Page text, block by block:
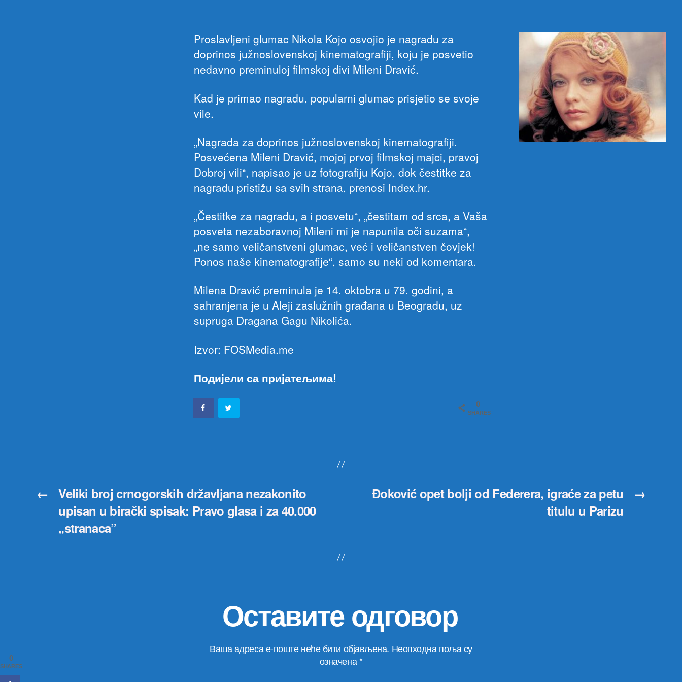
Proslavljeni glumac Nikola Kojo osvojio je nagradu za
doprinos južnoslovenskoj kinematografiji, koju je posvetio
nedavno preminuloj filmskoj divi Mileni Dravić.
Kad je primao nagradu, popularni glumac prisjetio se svoje
vile.
„Nagrada za doprinos južnoslovenskoj kinematografiji.
Posvećena Mileni Dravić, mojoj prvoj filmskoj majci, pravoj
Dobroj vili“, napisao je uz fotografiju Kojo, dok čestitke za
nagradu pristižu sa svih strana, prenosi Index.hr.
„Čestitke za nagradu, a i posvetu“, „čestitam od srca, a Vaša
posveta nezaboravnoj Mileni mi je napunila oči suzama“,
„ne samo veličanstveni glumac, već i veličanstven čovjek!
Ponos naše kinematografije“, samo su neki od komentara.
Milena Dravić preminula je 14. oktobra u 79. godini, a
sahranjena je u Aleji zaslužnih građana u Beogradu, uz
supruga Dragana Gagu Nikolića.
Izvor: FOSMedia.me
Подијели са пријатељима!
0
SHARES
←
Veliki broj crnogorskih državljana nezakonito
upisan u birački spisak: Pravo glasa i za 40.000
„stranaca”
→
Đoković opet bolji od Federera, igraće za petu
titulu u Parizu
Оставите одговор
Ваша адреса е-поште неће бити објављена. Неопходна поља су
означена *
0
SHARES